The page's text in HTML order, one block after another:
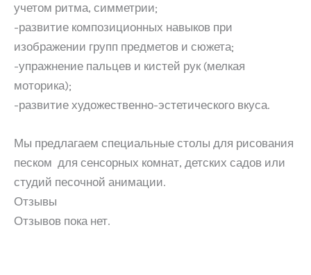
учетом ритма, симметрии;
-развитие композиционных навыков при
изображении групп предметов и сюжета;
-упражнение пальцев и кистей рук (мелкая
моторика);
-развитие художественно-эстетического вкуса.
Мы предлагаем специальные столы для рисования
песком для сенсорных комнат, детских садов или
студий песочной анимации.
Отзывы
Отзывов пока нет.